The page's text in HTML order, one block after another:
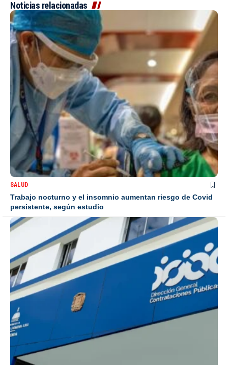
Noticias relacionadas
SALUD
Trabajo nocturno y el insomnio aumentan riesgo de Covid
persistente, según estudio